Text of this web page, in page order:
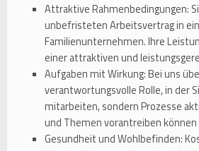
Attraktive Rahmenbedingungen:
unbefristeten Arbeitsvertrag in
Familienunternehmen. Ihre
einer attraktiven und
Aufgaben mit Wirkung: Bei uns
verantwortungsvolle Rolle, in der
mitarbeiten, sondern Prozesse
und Themen vorantreiben können
Gesundheit und Wohlbefinden: